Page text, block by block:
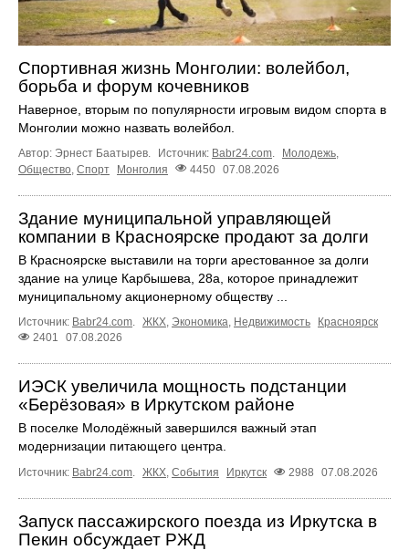
Спортивная жизнь Монголии: волейбол,
борьба и форум кочевников
Наверное, вторым по популярности игровым видом спорта в
Монголии можно назвать волейбол.
Автор: Эрнест Баатырев. Источник: Babr24.com. Молодежь,
Общество Спорт Монголия 4450 07.08.2026
Здание муниципальной управляющей
компании в Красноярске продают за долги
В Красноярске выставили на торги арестованное за долги
здание на улице Карбышева, 28а, которое принадлежит
муниципальному акционерному обществу ...
Источник: Babr24.com ЖКХ Экономика Недвижимость
Красноярск
2401
07.08.2026
ИЭСК увеличила мощность подстанции
«Берёзовая» в Иркутском районе
В поселке Молодёжный завершился важный этап
модернизации питающего центра.
Источник: Babr24.com ЖКХ События Иркутск 2988 07.08.2026
Запуск пассажирского поезда из Иркутска в
Пекин обсуждает РЖД